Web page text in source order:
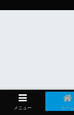
メニュー ホーム